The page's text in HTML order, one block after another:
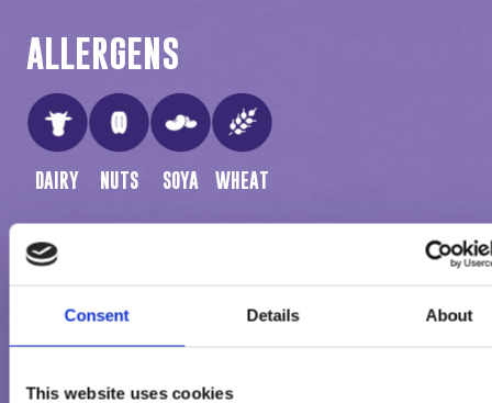
Consent Details About
This website uses cookies
ALLERGENS
DAIRY NUTS SOYA WHEAT
BUTTERREINFETT* 2,3 %**, SÜẞMOLKENPULVER, Emulgatoren